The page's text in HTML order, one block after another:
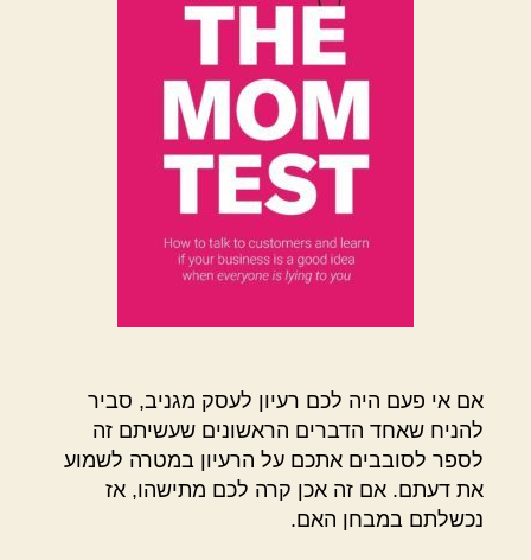
אם אי פעם היה לכם רעיון לעסק מגניב, סביר
להניח שאחד הדברים הראשונים שעשיתם זה
לספר לסובבים אתכם על הרעיון במטרה לשמוע
את דעתם. אם זה אכן קרה לכם מתישהו, אז
נכשלתם במבחן האם.